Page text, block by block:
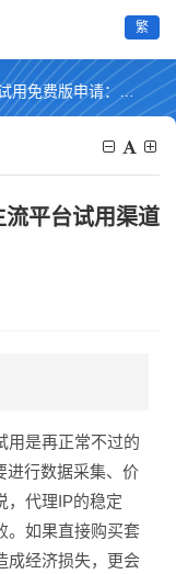
繁
请：主流平台试用渠道完整汇总
平台试用渠道
用是再正常不过的
进行数据采集、价
，代理IP的稳定
。如果直接购买套
成经济损失，更会